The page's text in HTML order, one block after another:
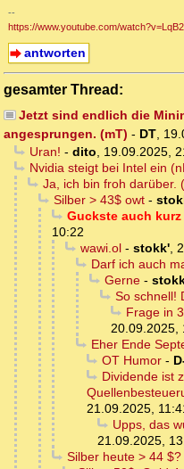
--
https://www.youtube.com/
antworten
gesamter Thread:
Jetzt sind endlich die
angesprungen. (mT) - DT,
Uran! - dito, 19.09.2025,
Nvidia steigt bei Intel ein
Ja, ich bin froh darüber.
Silber > 43$ owt-
Guckste auch
10:22
wawi.ol- stokk',
Darf ich auch
Gerne-
So schnell!
Frage in
20.09.2025,
Eher Ende
OT Humor-
Dividende ist
21.09.2025,
Upps, das
21.09.2025,
Silber heute > 44 $?